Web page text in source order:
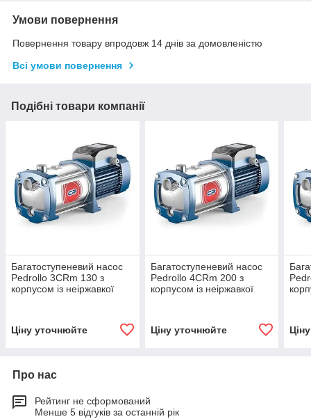
Умови повернення
Повернення товару впродовж 14 днів за домовленістю
Всі умови повернення
Подібні товари компанії
Багатоступеневий насос
Pedrollo 3CRm 130 з
корпусом із неіржавкої
Ціну уточнюйте
Багатоступеневий насос
Pedrollo 4CRm 200 з
корпусом із неіржавкої
Ціну уточнюйте
Про нас
Рейтинг не сформований
Менше 5 відгуків за останній рік